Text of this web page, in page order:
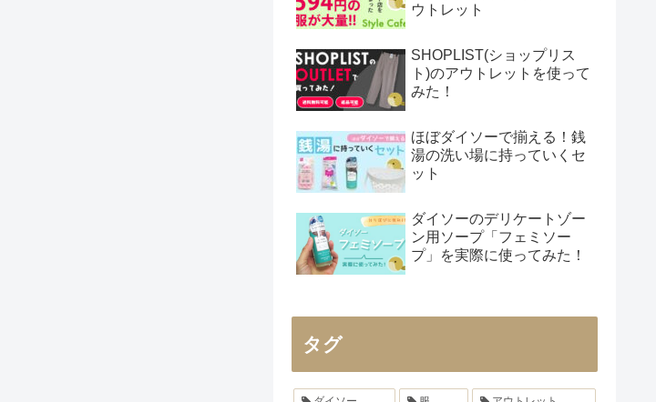
ウトレット
SHOPLIST(ショップリス
ト)のアウトレットを使って
みた！
ほぼダイソーで揃える！銭
湯の洗い場に持っていくセ
ット
ダイソーのデリケートゾー
ン用ソープ「フェミソー
プ」を実際に使ってみた！
タグ